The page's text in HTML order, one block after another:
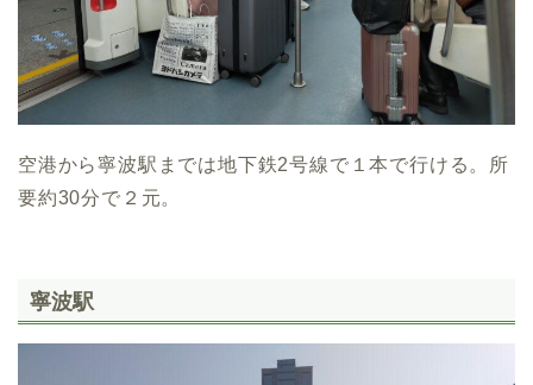
空港から寧波駅までは地下鉄2号線で１本で行ける。所
要約30分で２元。
寧波駅